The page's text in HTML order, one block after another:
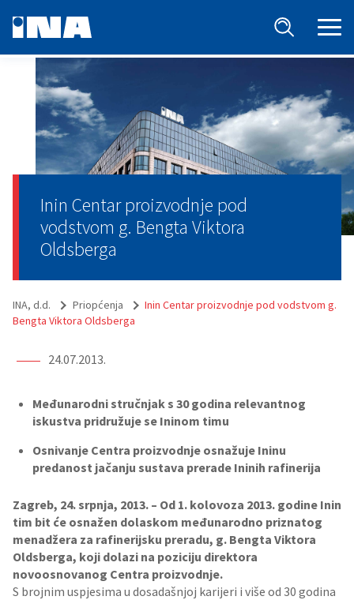
Inin Centar proizvodnje pod
vodstvom g. Bengta Viktora
Oldsberga
INA, d.d. Priopćenja
Inin Centar proizvodnje pod vodstvom g.
Bengta Viktora Oldsberga
24.07.2013.
Međunarodni stručnjak s 30 godina relevantnog
iskustva pridružuje se Ininom timu
Osnivanje Centra proizvodnje osnažuje Ininu
predanost jačanju sustava prerade Ininih rafinerija
Zagreb, 24. srpnja, 2013. – Od 1. kolovoza 2013. godine Inin
tim bit će osnažen dolaskom međunarodno priznatog
menadžera za rafinerijsku preradu, g. Bengta Viktora
Oldsberga, koji dolazi na poziciju direktora
novoosnovanog Centra proizvodnje.
S brojnim uspjesima u dosadašnjoj karijeri i više od 30 godina